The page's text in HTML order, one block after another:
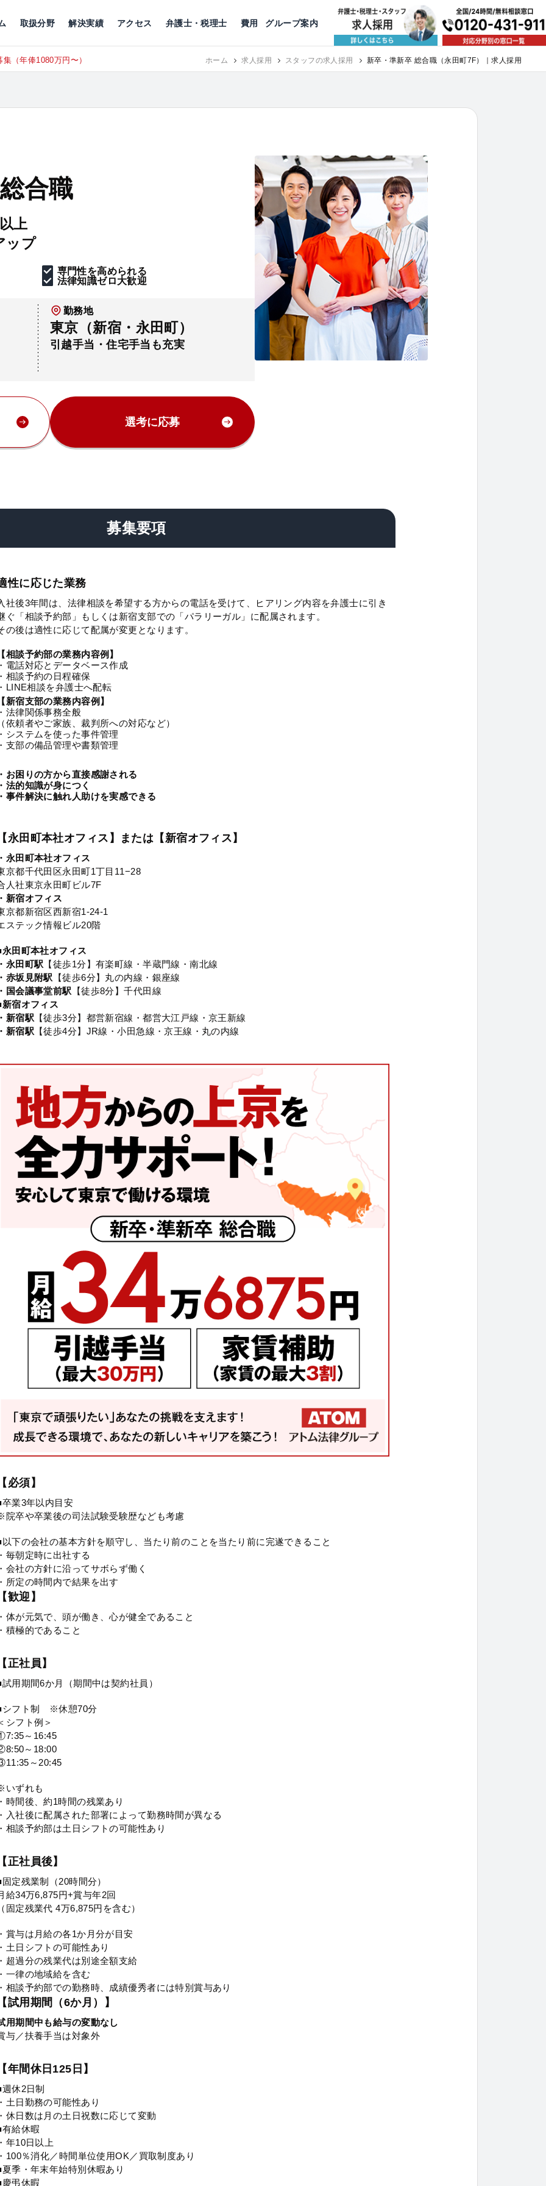
取扱分野
公益活動
解決実績 アクセス
京都 神戸 福岡
弁護士・税理士 費用 グループ案内
（年俸1080万円〜） RECRUIT 東京にて、相談予約スタッフ募集（月給38万以上）
合職
上
ップ
専門性を高められる
法律知識ゼロ大歓迎
勤務地
東京（新宿・永田町）
引越手当・住宅手当も充実
選考に応募
募集要項
性に応じた業務
社後3年間は、法律相談を希望する方からの電話を受けて、ヒアリング内容を弁護士に引き
ぐ「相談予約部」もしくは新宿支部での「パラリーガル」に配属されます。
の後は適性に応じて配属が変更となります。
相談予約部の業務内容例】
電話対応とデータベース作成
相談予約の日程確保
LINE相談を弁護士へ配転
新宿支部の業務内容例】
法律関係事務全般
依頼者やご家族、裁判所への対応など）
システムを使った事件管理
支部の備品管理や書類管理
お困りの方から直接感謝される
法的知識が身につく
事件解決に触れ人助けを実感できる
永田町本社オフィス】または【新宿オフィス】
永田町本社オフィス
京都千代田区永田町1丁目11−28
人社東京永田町ビル7F
新宿オフィス
京都新宿区西新宿1-24-1
ステック情報ビル20階
永田町本社オフィス
永田町駅 【徒歩1分】有楽町線・半蔵門線・南北線
赤坂見附駅
【徒歩6分】丸の内線・銀座線
国会議事堂前駅
【徒歩8分】千代田線
新宿オフィス
新宿駅 【徒歩3分】都営新宿線・都営大江戸線・京王新線
新宿駅 【徒歩4分】JR線・小田急線・京王線・丸の内線
必須】
卒業3年以内目安
院卒や卒業後の司法試験受験歴なども考慮
以下の会社の基本方針を順守し、当たり前のことを当たり前に完遂できること
毎朝定時に出社する
会社の方針に沿ってサボらず働く
所定の時間内で結果を出す
歓迎】
体が元気で、頭が働き、心が健全であること
積極的であること
正社員】
試用期間6か月（期間中は契約社員）
シフト制 ※休憩70分
シフト例＞
～16:45
～18:00
～20:45
いずれも
時間後、約1時間の残業あり
入社後に配属された部署によって勤務時間が異なる
相談予約部は土日シフトの可能性あり
正社員後】
定残業制（20時間分）
給34万6,875円+賞与年2回
固定残業代 4万6,875円を含む）
賞与は月給の各1か月分が目安
土日シフトの可能性あり
超過分の残業代は別途全額支給
一律の地域給を含む
相談予約部での勤務時、成績優秀者には特別賞与あり
試用期間（6か月）】
用期間中も給与の変動なし
与／扶養手当は対象外
年間休日125日】
休2日制
土日勤務の可能性あり
休日数は月の土日祝数に応じて変動
有給休暇
年10日以上
100％消化／時間単位使用OK／買取制度あり
夏季・年末年始特別休暇あり
慶弔休暇
ホーム 求人採用 スタッフの求人採用 新卒・準新卒 総合職（永田町7F）｜求人採用